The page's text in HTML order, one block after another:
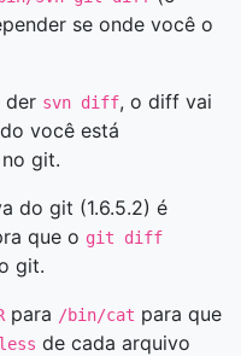
se onde você o
der svn diff, o diff vai
você está
git.
do git (1.6.5.2) é
que o git diff
git.
para /bin/cat para que
less de cada arquivo